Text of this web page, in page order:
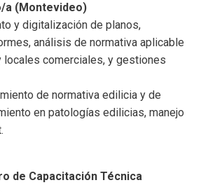
a (Montevideo)
y digitalización de planos,
análisis de normativa aplicable
locales comerciales, y gestiones
de normativa edilicia y de
en patologías edilicias, manejo
de Capacitación Técnica